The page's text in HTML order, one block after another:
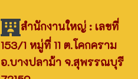
สำนักงานใหญ่ : เลขที่
153/1 หมู่ที่ 11 ต.โคกคราม
อ.บางปลาม้า จ.สุพรรณบุรี